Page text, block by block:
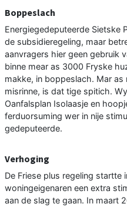
Boppeslach
Energiegedeputeerde Sietske
de subsidieregeling, maar
aanvragers hier geen gebruik
binne mear as 3000 Fryske
makke, in boppeslach. Mar
misrinne, is dat tige spitich.
Oanfalsplan Isolaasje en
ferduorsuming wer in nije
gedeputeerde.
Verhoging
De Friese plus regeling startte
woningeigenaren een extra
aan de slag te gaan. In maart